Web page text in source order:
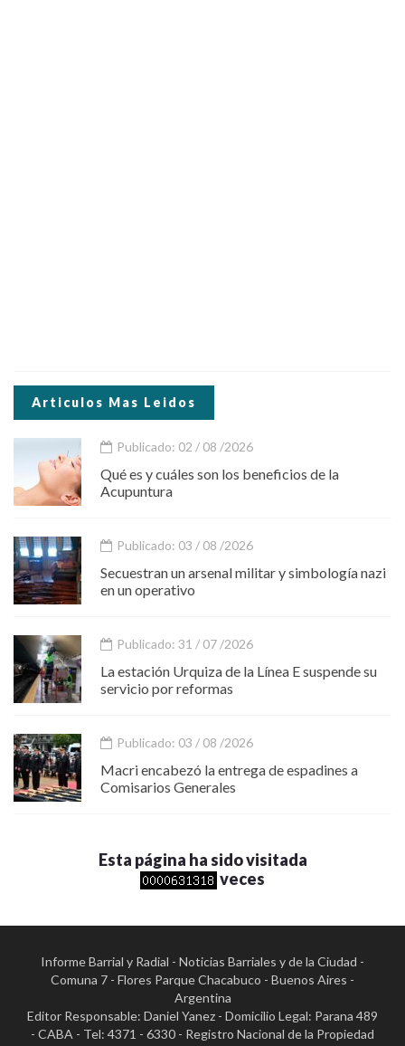
Articulos Mas Leidos
Publicado: 02 / 08 /2026
Qué es y cuáles son los beneficios de la
Acupuntura
Publicado: 03 / 08 /2026
Secuestran un arsenal militar y simbología nazi
en un operativo
Publicado: 31 / 07 /2026
La estación Urquiza de la Línea E suspende su
servicio por reformas
Publicado: 03 / 08 /2026
Macri encabezó la entrega de espadines a
Comisarios Generales
Esta página ha sido visitada
veces
Informe Barrial y Radial - Noticias Barriales y de la Ciudad -
Comuna 7 - Flores Parque Chacabuco - Buenos Aires -
Argentina
Editor Responsable: Daniel Yanez - Domicilio Legal: Parana 489
- CABA - Tel: 4371 - 6330 - Registro Nacional de la Propiedad